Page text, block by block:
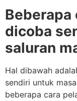
Beberapa
dicoba
saluran
Hal dibawah
sendiri untuk
beberapa cara